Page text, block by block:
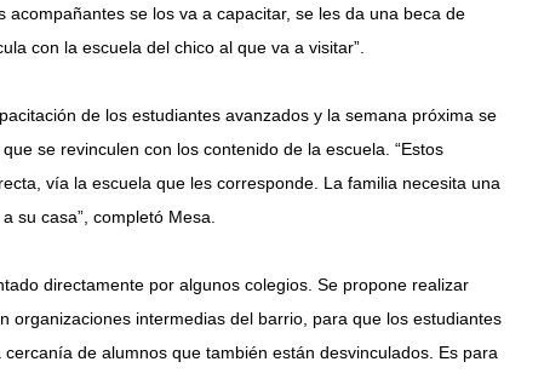
se los va a capacitar, se les da una beca de
con la escuela del chico al que va a visitar”.
de los estudiantes avanzados y la semana próxima se
se revinculen con los contenido de la escuela. “Estos
vía la escuela que les corresponde. La familia necesita una
su casa”, completó Mesa.
directamente por algunos colegios. Se propone realizar
intermedias del barrio, para que los estudiantes
de alumnos que también están desvinculados. Es para